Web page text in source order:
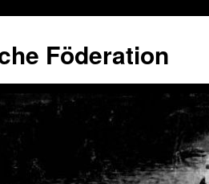
Föderation